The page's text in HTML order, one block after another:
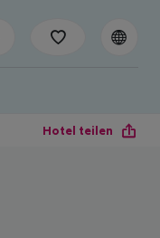
Hotel teilen